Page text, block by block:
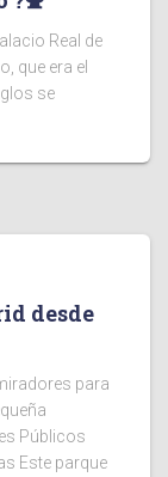
Real de
que era el
se
desde
para
Públicos
Este parque